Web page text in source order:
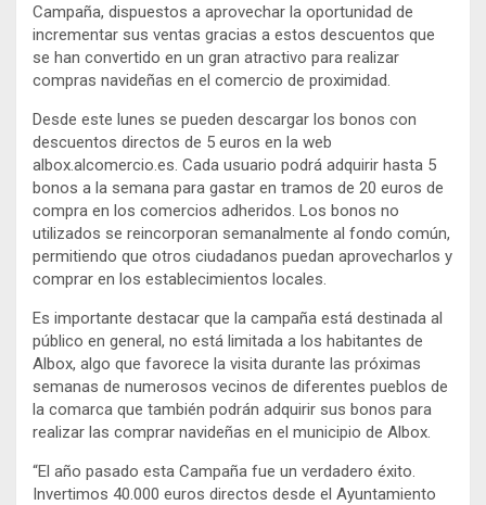
Campaña, dispuestos a aprovechar la oportunidad de
incrementar sus ventas gracias a estos descuentos que
se han convertido en un gran atractivo para realizar
compras navideñas en el comercio de proximidad.
Desde este lunes se pueden descargar los bonos con
descuentos directos de 5 euros en la web
albox.alcomercio.es. Cada usuario podrá adquirir hasta 5
bonos a la semana para gastar en tramos de 20 euros de
compra en los comercios adheridos. Los bonos no
utilizados se reincorporan semanalmente al fondo común,
permitiendo que otros ciudadanos puedan aprovecharlos y
comprar en los establecimientos locales.
Es importante destacar que la campaña está destinada al
público en general, no está limitada a los habitantes de
Albox, algo que favorece la visita durante las próximas
semanas de numerosos vecinos de diferentes pueblos de
la comarca que también podrán adquirir sus bonos para
realizar las comprar navideñas en el municipio de Albox.
“El año pasado esta Campaña fue un verdadero éxito.
Invertimos 40.000 euros directos desde el Ayuntamiento